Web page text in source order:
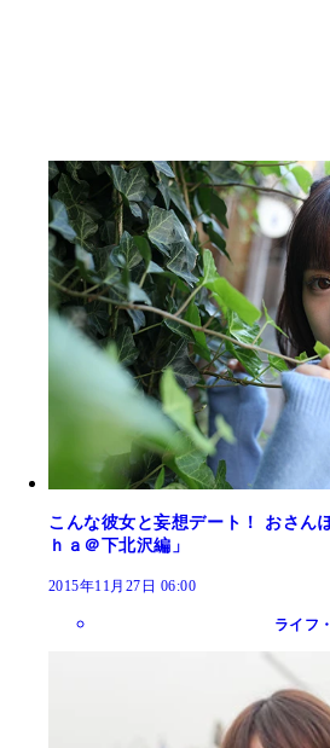
こんな彼女と妄想デート！ おさん
ｈａ＠下北沢編」
2015年11月27日 06:00
ライフ